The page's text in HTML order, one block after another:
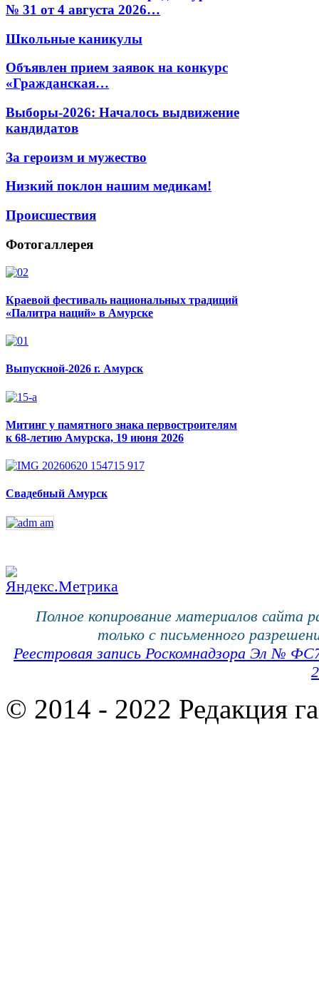
№ 31 от 4 августа 2026…
Школьные каникулы
Объявлен прием заявок на конкурс
«Гражданская…
Выборы-2026: Началось выдвижение
кандидатов
За героизм и мужество
Низкий поклон нашим медикам!
Происшествия
Фотогаллерея
Краевой фестиваль национальных традиций
«Палитра наций» в Амурске
Выпускной-2026 г. Амурск
Митинг у памятного знака первостроителям
к 68-летию Амурска, 19 июня 2026
Свадебный Амурск
Полное копирование материалов сайта
только с письменного
Реестровая запись Роскомнадзора Эл №
© 2014 - 2022 Редакция